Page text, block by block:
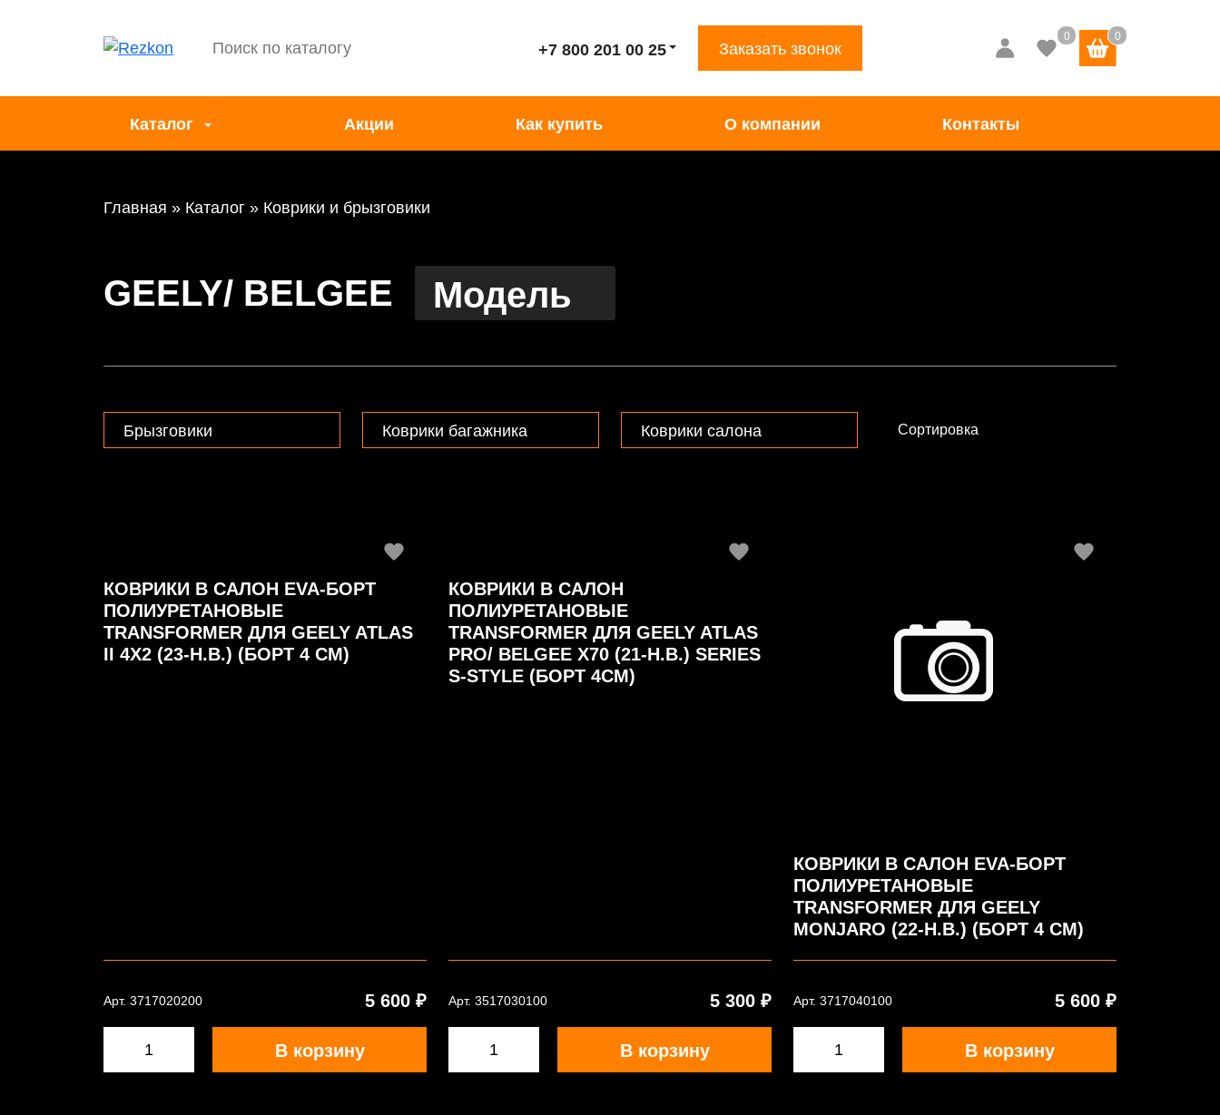
+7 800 201 00 25 Заказать звонок
Каталог Акции Как купить О компании Контакты
Главная Каталог Коврики и брызговики
GEELY/ BELGEE Модель
Брызговики Коврики багажника Коврики салона Сортировка
КОВРИКИ В САЛОН EVA-БОРТ
ПОЛИУРЕТАНОВЫЕ
TRANSFORMER ДЛЯ GEELY ATLAS
II 4Х2 (23-Н.В.) (БОРТ 4 СМ)
Арт. 3717020200 5 600 ₽
В корзину
КОВРИКИ В САЛОН
ПОЛИУРЕТАНОВЫЕ
TRANSFORMER ДЛЯ GEELY ATLAS
PRO/ BELGEE X70 (21-Н.В.) SERIES
S-STYLE (БОРТ 4СМ)
Арт. 3517030100 5 300 ₽
В корзину
КОВРИКИ В САЛОН EVA-БОРТ
ПОЛИУРЕТАНОВЫЕ
TRANSFORMER ДЛЯ GEELY
MONJARO (22-Н.В.) (БОРТ 4 СМ)
Арт. 3717040100 5 600 ₽
В корзину